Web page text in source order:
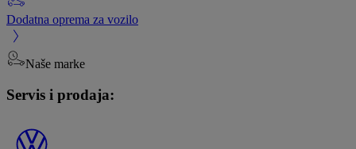
Dodatna oprema za vozilo
Naše marke
Servis i prodaja: